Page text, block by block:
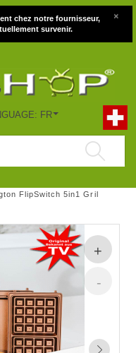
chez notre fournisseur,
survenir.
×
FR
FlipSwitch 5in1 Gril